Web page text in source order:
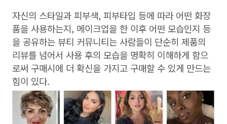
자신의 스타일과 피부색, 피부타입 등에 따라 어떤 화장
품을 사용하는지, 메이크업을 한 이후 어떤 모습인지 등
을 공유하는 뷰티 커뮤니티는 사람들이 단순히 제품의
리뷰를 넘어서 사용 후의 모습을 명확히 이해하게 함으
로써 구매시에 더 확신을 가지고 구매할 수 있게 만드는
힘이 있다.